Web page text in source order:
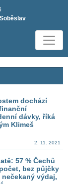
Soběslav
dochází
dávky, říká
Klimeš
2. 11. 2021
57 % Čechů
bez půjčky
výdaj,